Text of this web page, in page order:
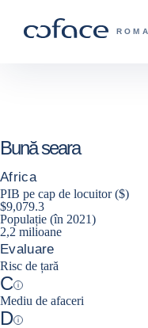
Înapoi la pagina de start
Bună seara
Africa
PIB pe cap de locuitor ($)
$9,079.3
Populație (în 2021)
2,2 milioane
Evaluare
Risc de țară
C
Help
Mediu de afaceri
D
Help